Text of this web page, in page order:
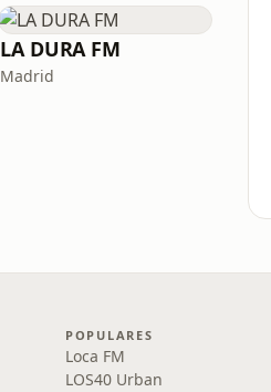
LA DURA FM
Madrid
POPULARES
Loca FM
LOS40 Urban